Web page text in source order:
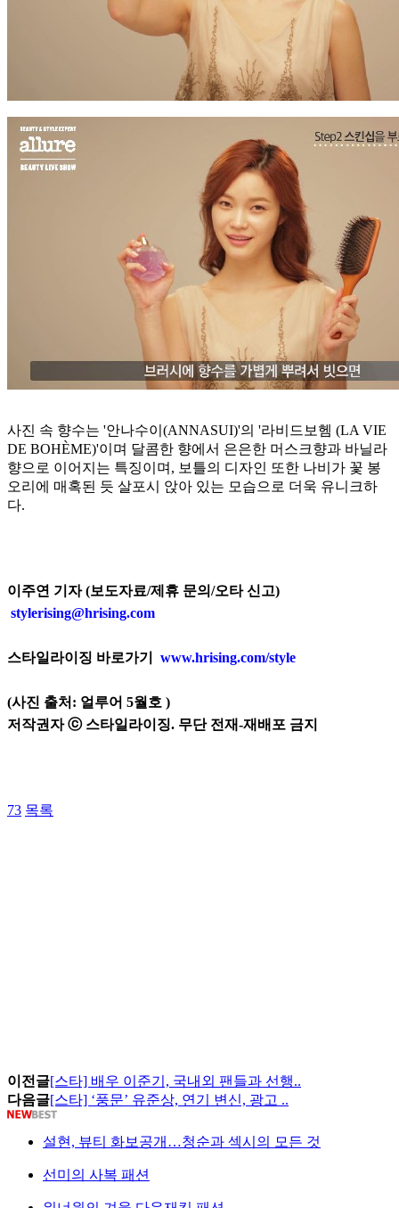
사진 속 향수는 '안나수이(ANNASUI)'의 '라비드보헴 (LA VIE
DE BOHÈME)'이며 달콤한 향에서 은은한 머스크향과 바닐라
향으로 이어지는 특징이며, 보틀의 디자인 또한 나비가 꽃 봉
오리에 매혹된 듯 살포시 앉아 있는 모습으로 더욱 유니크하
다.
이주연 기자 (보도자료/제휴 문의/오타 신고)
stylerising@hrising.com
스타일라이징 바로가기 www.hrising.com/style
(사진 출처: 얼루어 5월호 )
저작권자 ⓒ 스타일라이징. 무단 전재-재배포 금지
73 목록
이전글[스타] 배우 이준기, 국내외 팬들과 선행..
다음글[스타] ‘풍문’ 유준상, 연기 변신, 광고 ..
설현, 뷰티 화보공개…청순과 섹시의 모든 것
선미의 사복 패션